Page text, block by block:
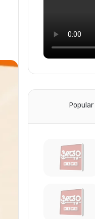
Popular